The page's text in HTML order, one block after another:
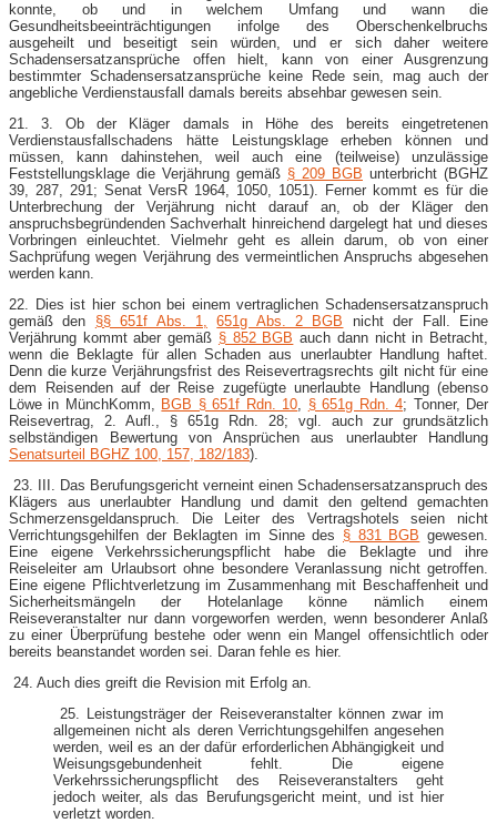
konnte, ob und in welchem Umfang und wann die
Gesundheitsbeeinträchtigungen infolge des Oberschenkelbruchs
ausgeheilt und beseitigt sein würden, und er sich daher weitere
Schadensersatzansprüche offen hielt, kann von einer Ausgrenzung
bestimmter Schadensersatzansprüche keine Rede sein, mag auch der
angebliche Verdienstausfall damals bereits absehbar gewesen sein.
21. 3. Ob der Kläger damals in Höhe des bereits eingetretenen
Verdienstausfallschadens hätte Leistungsklage erheben können und
müssen, kann dahinstehen, weil auch eine (teilweise) unzulässige
Feststellungsklage die Verjährung gemäß § 209 BGB unterbricht (BGHZ
39, 287, 291; Senat VersR 1964, 1050, 1051). Ferner kommt es für die
Unterbrechung der Verjährung nicht darauf an, ob der Kläger den
anspruchsbegründenden Sachverhalt hinreichend dargelegt hat und dieses
Vorbringen einleuchtet. Vielmehr geht es allein darum, ob von einer
Sachprüfung wegen Verjährung des vermeintlichen Anspruchs abgesehen
werden kann.
22. Dies ist hier schon bei einem vertraglichen Schadensersatzanspruch
gemäß den §§ 651f Abs. 1, 651g Abs. 2 BGB nicht der Fall. Eine
Verjährung kommt aber gemäß § 852 BGB auch dann nicht in Betracht,
wenn die Beklagte für allen Schaden aus unerlaubter Handlung haftet.
Denn die kurze Verjährungsfrist des Reisevertragsrechts gilt nicht für eine
dem Reisenden auf der Reise zugefügte unerlaubte Handlung (ebenso
Löwe in MünchKomm, BGB § 651f Rdn. 10 § 651g Rdn. 4; Tonner, Der
Reisevertrag, 2. Aufl., § 651g Rdn. 28; vgl. auch zur grundsätzlich
selbständigen Bewertung von Ansprüchen aus unerlaubter Handlung
Senatsurteil BGHZ 100, 157, 182/183).
23. III. Das Berufungsgericht verneint einen Schadensersatzanspruch des
Klägers aus unerlaubter Handlung und damit den geltend gemachten
Schmerzensgeldanspruch. Die Leiter des Vertragshotels seien nicht
Verrichtungsgehilfen der Beklagten im Sinne des § 831 BGB gewesen.
Eine eigene Verkehrssicherungspflicht habe die Beklagte und ihre
Reiseleiter am Urlaubsort ohne besondere Veranlassung nicht getroffen.
Eine eigene Pflichtverletzung im Zusammenhang mit Beschaffenheit und
Sicherheitsmängeln der Hotelanlage könne nämlich einem
Reiseveranstalter nur dann vorgeworfen werden, wenn besonderer Anlaß
zu einer Überprüfung bestehe oder wenn ein Mangel offensichtlich oder
bereits beanstandet worden sei. Daran fehle es hier.
24. Auch dies greift die Revision mit Erfolg an.
25. Leistungsträger der Reiseveranstalter können zwar im
allgemeinen nicht als deren Verrichtungsgehilfen angesehen
werden, weil es an der dafür erforderlichen Abhängigkeit und
Weisungsgebundenheit fehlt. Die eigene
Verkehrssicherungspflicht des Reiseveranstalters geht
jedoch weiter, als das Berufungsgericht meint, und ist hier
verletzt worden.